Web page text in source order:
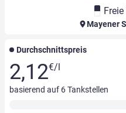
Mayener
Durchschnittspreis
2,12€/l
basierend auf 6Tankstellen